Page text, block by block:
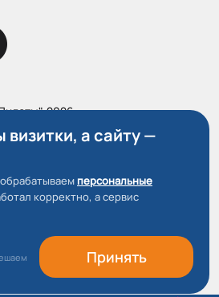
2026
визитки, а сайту —
персональные
корректно, а сервис
Принять